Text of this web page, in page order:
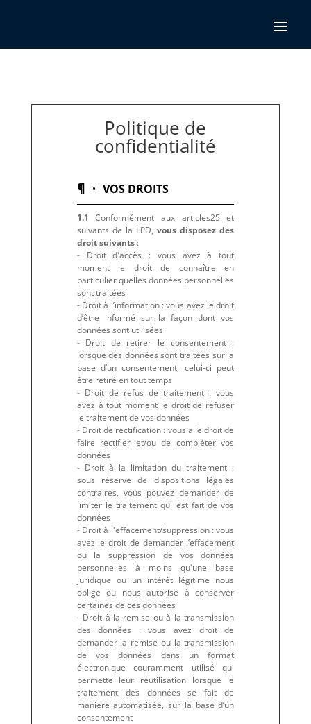
Politique de
confidentialité
¶ · VOS DROITS
1.1
Conformément aux articles25 et
suivants de la LPD,vous disposez des
droit suivants:
- Droit d'accès : vous avez à tout
moment le droit de connaître en
particulier quelles données personnelles
sont traitées
- Droit à l’information : vous avez le droit
d’être informé sur la façon dont vos
données sont utilisées
- Droit de retirer le consentement :
lorsque des données sont traitées sur la
base d’un consentement, celui-ci peut
être retiré en tout temps
- Droit de refus de traitement : vous
avez à tout moment le droit de refuser
le traitement de vos données
- Droit de rectification : vous a le droit de
faire rectifier et/ou de compléter vos
données
- Droit à la limitation du traitement :
sous réserve de dispositions légales
contraires, vous pouvez demander de
limiter le traitement qui est fait de vos
données
- Droit à l'effacement/suppression : vous
avez le droit de demander l’effacement
ou la suppression de vos données
personnelles à moins qu'une base
juridique ou un intérêt légitime nous
oblige ou nous autorise à conserver
certaines de ces données
- Droit à la remise ou à la transmission
des données : vous avez droit de
demander la remise ou la transmission
de vos données dans un format
électronique couramment utilisé qui
permette leur réutilisation lorsque le
traitement des données se fait de
manière automatisée, sur la base d’un
consentement